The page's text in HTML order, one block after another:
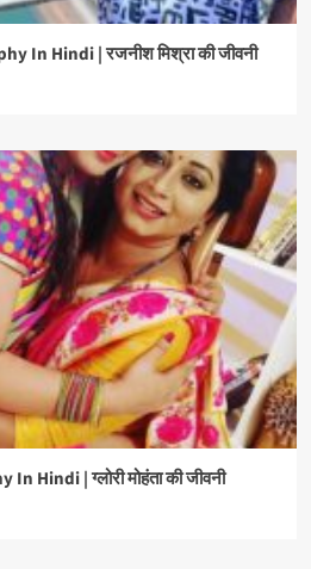
In Hindi | रजनीश मिश्रा की जीवनी
Hindi | ग्लोरी मोहंता की जीवनी